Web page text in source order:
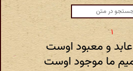
عابد و معبود اوست
ما موجود اوست